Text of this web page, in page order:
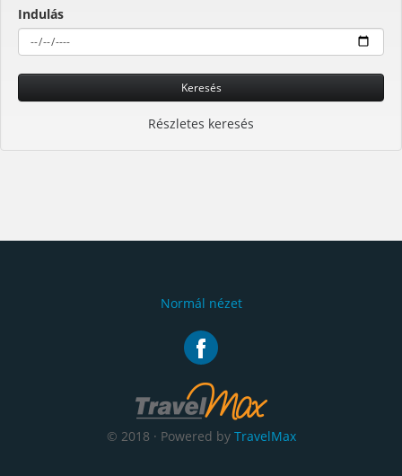
Indulás
Keresés
Részletes keresés
Normál nézet
© 2018 · Powered by TravelMax